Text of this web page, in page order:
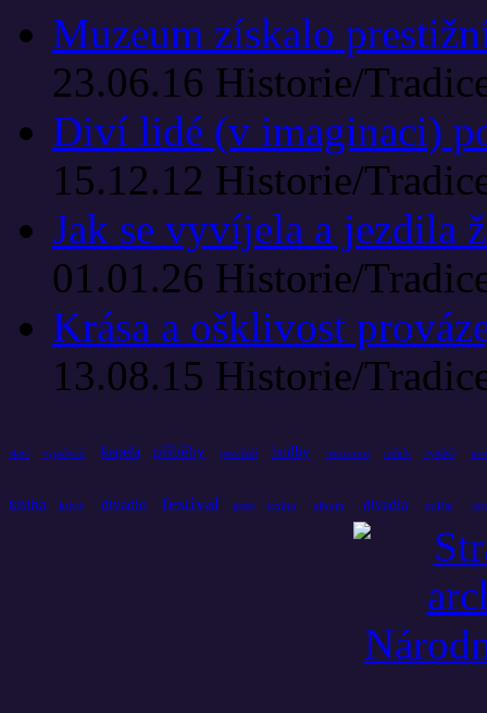
Muzeum získalo
23.06.16 Historie/
Diví lidé (v imaginaci)
15.12.12 Historie/
Jak se vyvíjela a jezdila
01.01.26 Historie/
Krása a ošklivost
13.08.15 Historie/
slaví vyprávění kapela příběhy prostředí hudby muzeum ročník vydává
kniha které divadlo festival praze knihu album divadla zvířat